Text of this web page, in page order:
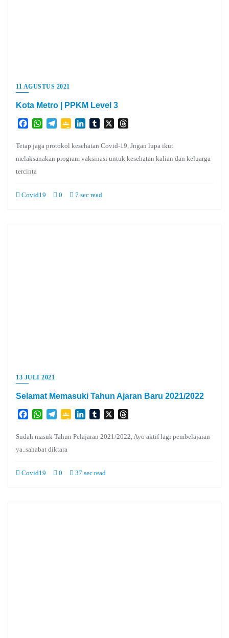
11 AGUSTUS 2021
Kota Metro | PPKM Level 3
FacebookWhatsApp
TelegramGoogleLinkedInTumblr
X
Tetap jaga protokol kesehatan Covid-19, Jngan lupa ikut
melaksanakan program vaksinasi untuk kesehatan kalian dan keluarga
tercinta
Covid19 0 7 sec read
13 JULI 2021
Selamat Memasuki Tahun Ajaran Baru 2021/2022
FacebookWhatsApp
TelegramGoogleLinkedInTumblr
X
Sudah masuk Tahun Pelajaran 2021/2022, Ayo aktif lagi pembelajaran
ya..sahabat diktara
Covid19 0 37 sec read